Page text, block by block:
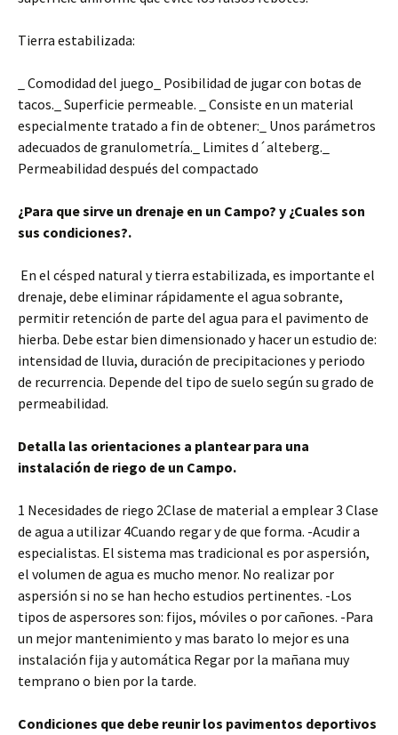
Tierra estabilizada:
_ Comodidad del juego_ Posibilidad de jugar con botas de
tacos._ Superficie permeable. _ Consiste en un material
especialmente tratado a fin de obtener:_ Unos parámetros
adecuados de granulometría._ Limites d´alteberg._
Permeabilidad después del compactado
¿Para que sirve un drenaje en un Campo? y ¿Cuales son
sus condiciones?.
En el césped natural y tierra estabilizada, es importante el
drenaje, debe eliminar rápidamente el agua sobrante,
permitir retención de parte del agua para el pavimento de
hierba. Debe estar bien dimensionado y hacer un estudio de:
intensidad de lluvia, duración de precipitaciones y periodo
de recurrencia. Depende del tipo de suelo según su grado de
permeabilidad.
Detalla las orientaciones a plantear para una
instalación de riego de un Campo.
1 Necesidades de riego 2Clase de material a emplear 3 Clase
de agua a utilizar 4Cuando regar y de que forma. -Acudir a
especialistas. El sistema mas tradicional es por aspersión,
el volumen de agua es mucho menor. No realizar por
aspersión si no se han hecho estudios pertinentes. -Los
tipos de aspersores son: fijos, móviles o por cañones. -Para
un mejor mantenimiento y mas barato lo mejor es una
instalación fija y automática Regar por la mañana muy
temprano o bien por la tarde.
Condiciones que debe reunir los pavimentos deportivos